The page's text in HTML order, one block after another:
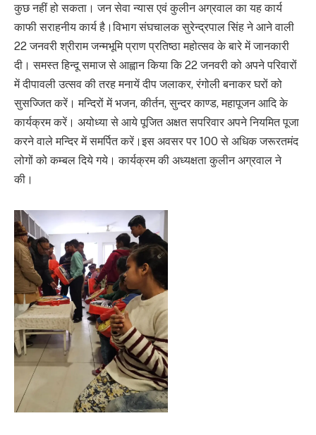
कुछ नहीं हो सकता। जन सेवा न्यास एवं कुलीन अग्रवाल का यह कार्य
काफी सराहनीय कार्य है।विभाग संघचालक सुरेन्द्रपाल सिंह ने आने वाली
22 जनवरी श्रीराम जन्मभूमि प्राण प्रतिष्ठा महोत्सव के बारे में जानकारी
दी। समस्त हिन्दू समाज से आह्वान किया कि 22 जनवरी को अपने परिवारों
में दीपावली उत्सव की तरह मनायें दीप जलाकर, रंगोली बनाकर घरों को
सुसज्जित करें। मन्दिरों में भजन, कीर्तन, सुन्दर काण्ड, महापूजन आदि के
कार्यक्रम करें। अयोध्या से आये पूजित अक्षत सपरिवार अपने नियमित पूजा
करने वाले मन्दिर में समर्पित करें।इस अवसर पर 100 से अधिक जरूरतमंद
लोगों को कम्बल दिये गये। कार्यक्रम की अध्यक्षता कुलीन अग्रवाल ने
की।